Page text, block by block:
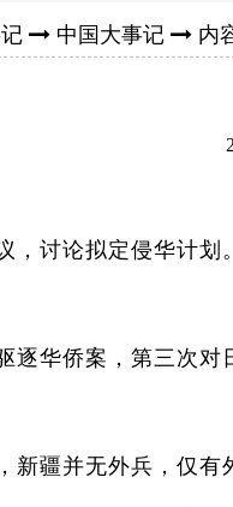
中国大事记 内
讨论拟定侵华计划。
华侨案，第三次对
疆并无外兵，仅有